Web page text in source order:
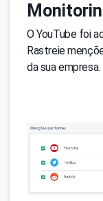
O YouTube foi
Rastreie
da sua empresa.